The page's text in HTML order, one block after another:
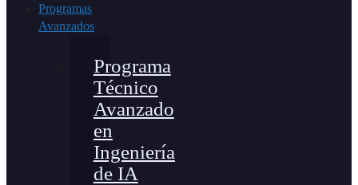
Programas
Avanzados
Programa
Técnico
Avanzado
en
Ingeniería
de IA